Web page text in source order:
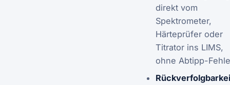
direkt vom
Spektrometer,
Härteprüfer oder
Titrator ins LIMS,
ohne Abtipp-